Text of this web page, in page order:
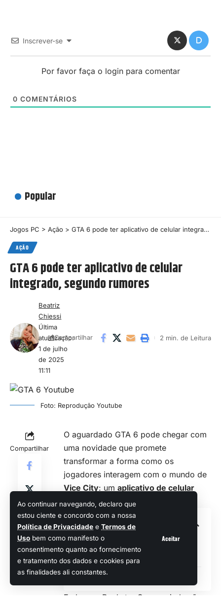
Ao continuar navegando, declaro que
estou ciente e concordo com a nossa
Política de Privacidade e Termos de
Uso bem como manifesto o
consentimento quanto ao fornecimento
e tratamento dos dados e cookies para
as finalidades ali constantes.
Aceitar
Inscrever-se
Por favor faça o login para comentar
0 COMENTÁRIOS
Popular
Jogos PC > Ação > GTA 6 pode ter aplicativo de celular integrado, segundo rumores
AÇÃO
GTA 6 pode ter aplicativo de celular
integrado, segundo rumores
Última
atualização:
1 de julho
de 2025
11:11
Beatriz
Chiessi
Compartilhar 2 min. de Leitura
Foto: Reprodução Youtube
Compartilhar
O aguardado GTA 6 pode chegar com
uma novidade que promete
transformar a forma como os
jogadores interagem com o mundo de
Vice City: um aplicativo de celular
complementar ao jogo
Sumário
Vaga de emprego sugere novidade a
caminho
Rockstar mantém silêncio
Embora a Rockstar Games ainda não